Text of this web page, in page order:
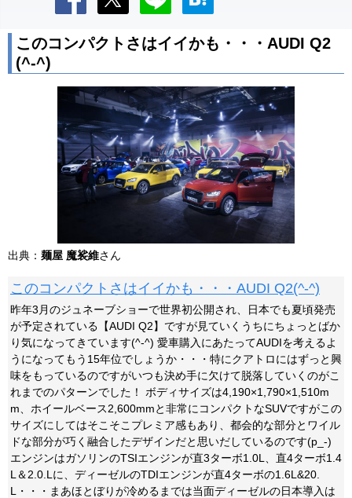
このコンパクトさはイイかも・・・AUDI Q2
(^-^)
出典： 麺屋 魔裟維さん
このコンパクトさはイイかも・・・AUDI Q2(^-^)
昨年3月のジュネーブショーで世界初公開され、日本でも夏頃発売
が予定されている【AUDI Q2】ですが見ていくうちにちょっとばか
り気になってきています(^-^) 愛車購入にあたってAUDIを考えるよ
うになってもう15年位でしょうか・・・特にクアトロにはずっと興
味をもっているのですがいつも決め手に欠けて脱落していくのがこ
れまでのパターンでした！ ボディサイズは4,190×1,790×1,510m
m、ホイールベース2,600mmと非常にコンパクトなSUVですがこの
サイズにしてはそこそこプレミア感もあり、都会的な部分とワイル
ドな部分が巧く融合したデザインだと思いだしているのです(p_-)
エンジンはガソリンのTSIエンジンが直3ターボ1.0L、直4ターボ1.4
L＆2.0.Lに、ディーゼルのTDIエンジンが直4ターボの1.6L&20.
L・・・まあほとぼりが冷めるまでは当面ディーゼルの日本導入は